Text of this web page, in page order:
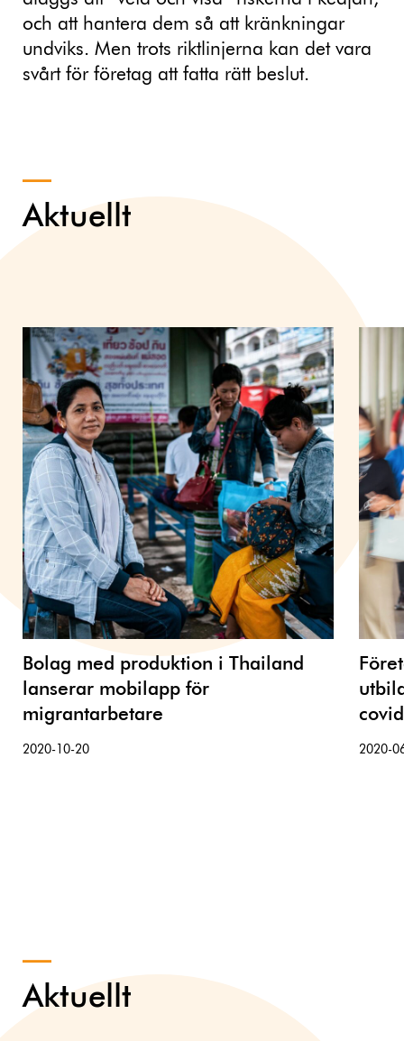
och att hantera dem så att kränkningar
undviks. Men trots riktlinjerna kan det vara
svårt för företag att fatta rätt beslut.
Aktuellt
Bolag med produktion i Thailand
lanserar mobilapp för
migrantarbetare
2020-10-20 2020-
Aktuellt